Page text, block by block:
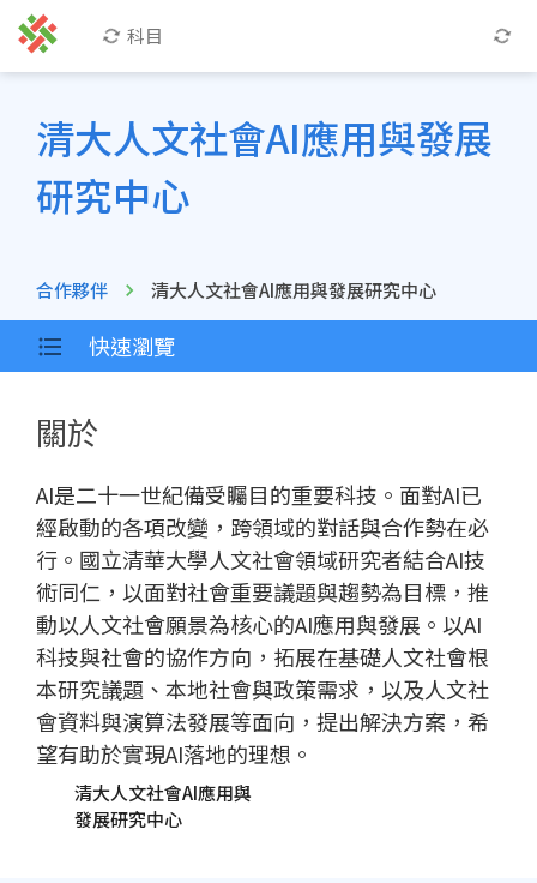
科目
清大人文社會AI應用與發展
研究中心
合作夥伴 清大人文社會AI應用與發展研究中心
快速瀏覽
關於
AI是二十一世紀備受矚目的重要科技。面對AI已
經啟動的各項改變，跨領域的對話與合作勢在必
行。國立清華大學人文社會領域研究者結合AI技
術同仁，以面對社會重要議題與趨勢為目標，推
動以人文社會願景為核心的AI應用與發展。以AI
科技與社會的協作方向，拓展在基礎人文社會根
本研究議題、本地社會與政策需求，以及人文社
會資料與演算法發展等面向，提出解決方案，希
望有助於實現AI落地的理想。
清大人文社會AI應用與
發展研究中心